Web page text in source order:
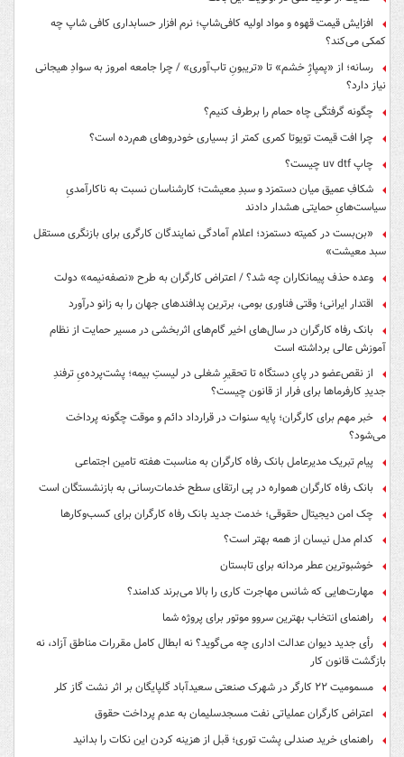
جزئیات تغییرات قانون بازنشستگی؛ چه کسانی مشمول افزایش سابقه خدمت
می‌شوند؟
فریبِ «کاهش شتاب تورم» را نخورید؛ سفره کارگران با تورم ۱۲۸ درصدی
خوراکی‌ها خالی شد!
قیمت صندلی ماساژور به چه عواملی بستگی دارد؟ راهنمای خرید آگاهانه
جهش بیش از ۳۳ برابری سود خالص بانک رفاه کارگران در بهار ۱۴۰۵
خدمت‌رسانی اثربخش بانک رفاه کارگران به زائران اربعین حسینی
پرداخت بیش از ۱۲,۰۰۰ میلیارد ریال تسهیلات ازدواج در تیر ماه سال جاری توسط
بانک رفاه کارگران
حمایت از تولید ملی در اولویت این بانک
افزایش قیمت قهوه و مواد اولیه کافی‌شاپ؛ نرم افزار حسابداری کافی شاپ چه
کمکی می‌کند؟
رسانه؛ از «پمپاژِ خشم» تا «تریبونِ تاب‌آوری» / چرا جامعه امروز به سوادِ هیجانی
چگونه گرفتگی چاه حمام را برطرف کنیم؟
چرا افت قیمت تویوتا کمری کمتر از بسیاری خودروهای هم‌رده است؟
چاپ uv dtf چیست؟
شکافِ عمیق میان دستمزد و سبدِ معیشت؛ کارشناسان نسبت به ناکارآمدیِ
سیاست‌هایِ حمایتی هشدار دادند
«بن‌بست در کمیته دستمزد؛ اعلام آمادگی نمایندگان کارگری برای بازنگری مستقل
سبد معیشت»
وعده حذف پیمانکاران چه شد؟ / اعتراض کارگران به طرح «نصفه‌نیمه» دولت
اقتدار ایرانی؛ وقتی فناوری بومی، برترین پدافندهای جهان را به زانو درآورد
بانک رفاه کارگران در سال‌های اخیر گام‌های اثربخشی در مسیر حمایت از نظام
جدیدِ کارفرماها برای فرار از قانون چیست؟
خبر مهم برای کارگران؛ پایه سنوات در قرارداد دائم و موقت چگونه پرداخت
می‌شود؟
پیام تبریک مدیرعامل بانک رفاه کارگران به مناسبت هفته تامین اجتماعی
بانک رفاه کارگران همواره در پی ارتقای سطح خدمات‌رسانی به بازنشستگان است
چک امن دیجیتال حقوقی؛ خدمت جدید بانک رفاه کارگران برای کسب‌وکارها